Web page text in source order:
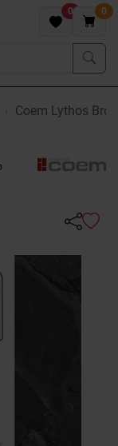
0 0
Coem Lythos